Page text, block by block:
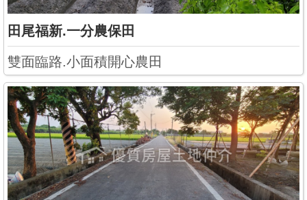
田尾福新.一分農保田
雙面臨路.小面積開心農田